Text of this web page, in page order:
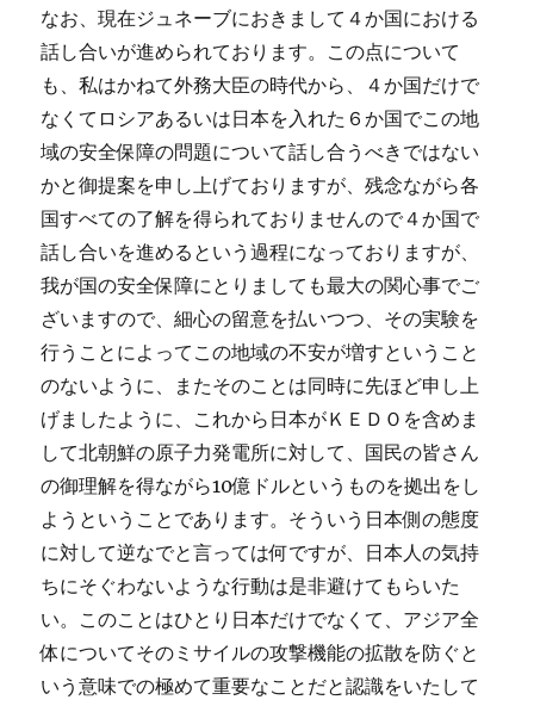
なお、現在ジュネーブにおきまして４か国における
話し合いが進められております。この点について
も、私はかねて外務大臣の時代から、４か国だけで
なくてロシアあるいは日本を入れた６か国でこの地
域の安全保障の問題について話し合うべきではない
かと御提案を申し上げておりますが、残念ながら各
国すべての了解を得られておりませんので４か国で
話し合いを進めるという過程になっておりますが、
我が国の安全保障にとりましても最大の関心事でご
ざいますので、細心の留意を払いつつ、その実験を
行うことによってこの地域の不安が増すということ
のないように、またそのことは同時に先ほど申し上
げましたように、これから日本がＫＥＤＯを含めま
して北朝鮮の原子力発電所に対して、国民の皆さん
の御理解を得ながら10億ドルというものを拠出をし
ようということであります。そういう日本側の態度
に対して逆なでと言っては何ですが、日本人の気持
ちにそぐわないような行動は是非避けてもらいた
い。このことはひとり日本だけでなくて、アジア全
体についてそのミサイルの攻撃機能の拡散を防ぐと
いう意味での極めて重要なことだと認識をいたして